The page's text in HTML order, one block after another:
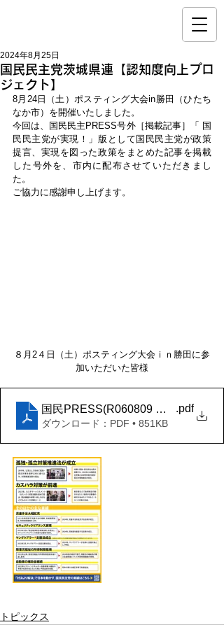
国民民主党茨城県連【認知度向上プロ
ジェクト】
2024年8月25日
8月24日（土）ポスティング大会in勝田（ひたち
なか市）を開催いたしました。
今回は、国民民主PRESS号外［掲載記事］「 国
民民主党が実現！」版として国民民主党が政策
提言、実現を図った政策をまとめた記事を掲載
した号外を、市内に配布させていただきまし
た。
ご協力に感謝申し上げます。
８月2４日（土）ポスティング大会ｉｎ勝田に参
加いただいた皆様
国民PRESS(R060809 国民民主党が
.pdf
ダウンロード：PDF • 851KB
トピックス